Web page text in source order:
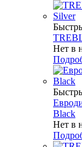
Нет в
Black
Нет в